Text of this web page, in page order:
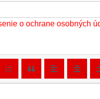
o ochrane osobných